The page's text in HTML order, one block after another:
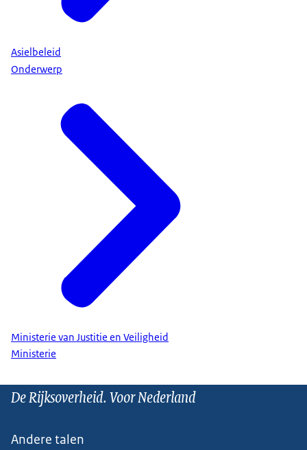
Asielbeleid
Onderwerp
Ministerie van Justitie en Veiligheid
Ministerie
De Rijksoverheid. Voor Nederland
Andere talen